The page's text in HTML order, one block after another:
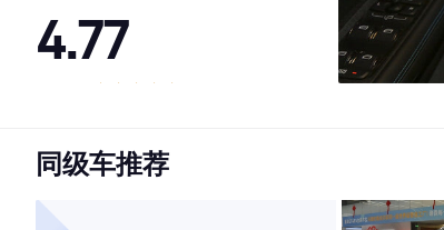
4.77
·内饰表现较为优秀，优于80%同级车
·空间表现一般，低于68%同级车
同级车推荐